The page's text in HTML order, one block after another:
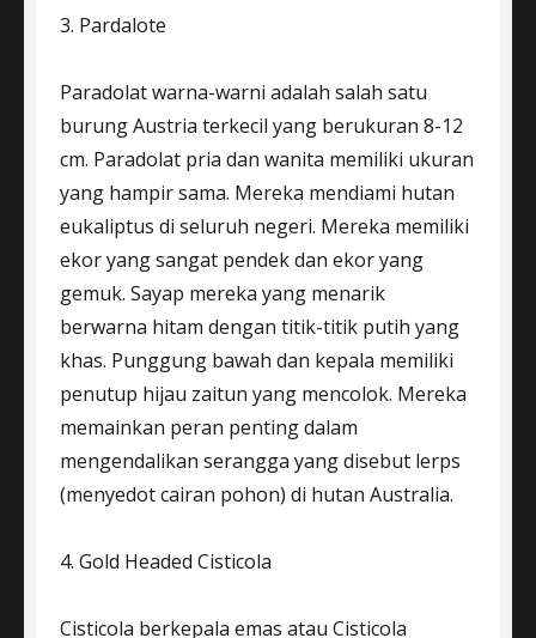
3. Pardalote
Paradolat warna-warni adalah salah satu
burung Austria terkecil yang berukuran 8-12
cm. Paradolat pria dan wanita memiliki ukuran
yang hampir sama. Mereka mendiami hutan
eukaliptus di seluruh negeri. Mereka memiliki
ekor yang sangat pendek dan ekor yang
gemuk. Sayap mereka yang menarik
berwarna hitam dengan titik-titik putih yang
khas. Punggung bawah dan kepala memiliki
penutup hijau zaitun yang mencolok. Mereka
memainkan peran penting dalam
mengendalikan serangga yang disebut lerps
(menyedot cairan pohon) di hutan Australia.
4. Gold Headed Cisticola
Cisticola berkepala emas atau Cisticola